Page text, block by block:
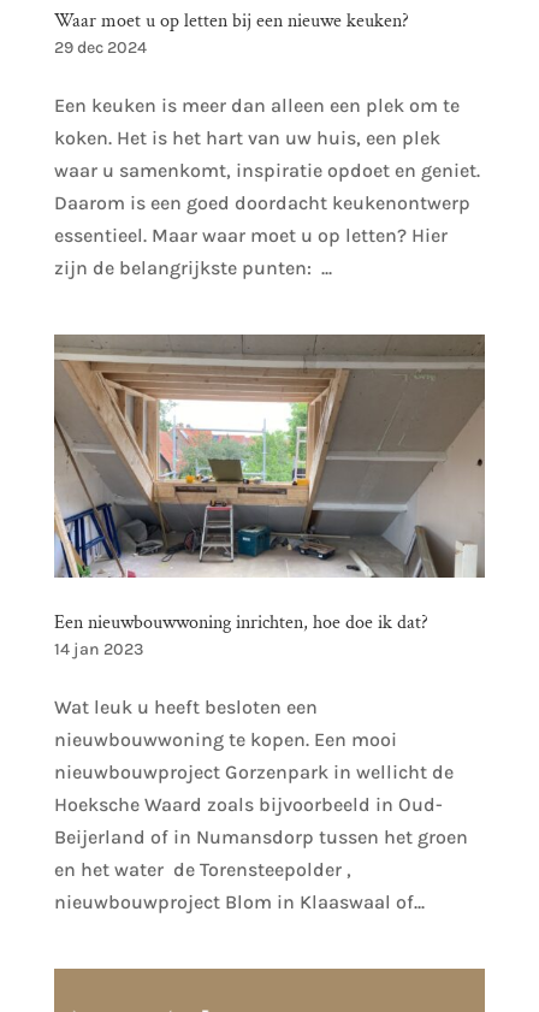
Waar moet u op letten bij een nieuwe keuken?
29 dec 2024
Een keuken is meer dan alleen een plek om te
koken. Het is het hart van uw huis, een plek
waar u samenkomt, inspiratie opdoet en geniet.
Daarom is een goed doordacht keukenontwerp
essentieel. Maar waar moet u op letten? Hier
zijn de belangrijkste punten: ...
Een nieuwbouwwoning inrichten, hoe doe ik dat?
14 jan 2023
Wat leuk u heeft besloten een
nieuwbouwwoning te kopen. Een mooi
nieuwbouwproject Gorzenpark in wellicht de
Hoeksche Waard zoals bijvoorbeeld in Oud-
Beijerland of in Numansdorp tussen het groen
en het water de Torensteepolder ,
nieuwbouwproject Blom in Klaaswaal of...